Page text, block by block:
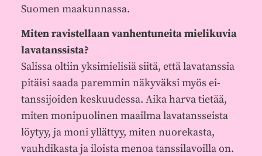
Suomen maakunnassa.
Miten ravistellaan vanhentuneita mielikuvia
lavatanssista?
Salissa oltiin yksimielisiä siitä, että lavatanssia
pitäisi saada paremmin näkyväksi myös ei-
tanssijoiden keskuudessa. Aika harva tietää,
miten monipuolinen maailma lavatansseista
löytyy, ja moni yllättyy, miten nuorekasta,
vauhdikasta ja iloista menoa tanssilavoilla on.